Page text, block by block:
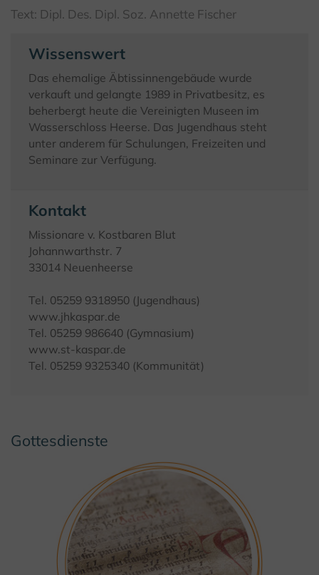
Text: Dipl. Des. Dipl. Soz. Annette Fischer
Wissenswert
Das ehemalige Äbtissinnengebäude wurde
verkauft und gelangte 1989 in Privatbesitz, es
beherbergt heute die Vereinigten Museen im
Wasserschloss Heerse. Das Jugendhaus steht
unter anderem für Schulungen, Freizeiten und
Seminare zur Verfügung.
Kontakt
Missionare v. Kostbaren Blut
Johannwarthstr. 7
33014 Neuenheerse
Tel. 05259 9318950 (Jugendhaus)
www.jhkaspar.de
Tel. 05259 986640 (Gymnasium)
www.st-kaspar.de
Tel. 05259 9325340 (Kommunität)
Gottesdienste